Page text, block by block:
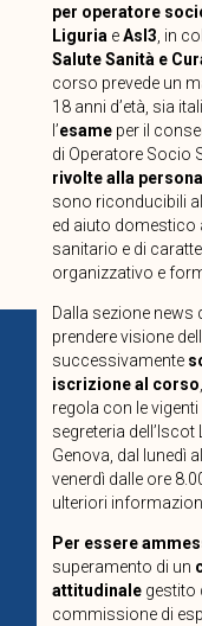
per operatore
Liguria eAsl3 , in
Salute Sanità e
corso prevede un
18 anni d’età, sia
l’esameper il
di Operatore Socio
rivolte alla
sono riconducibili
ed aiuto domestico
sanitario e di
organizzativo e
Dalla sezione news
prendere visione
successivamente
iscrizione al corso
regola con le
segreteria dell’Iscot
Genova, dal lunedì
venerdì dalle ore
ulteriori
Per essere
superamento di un
attitudinalegestito
commissione di